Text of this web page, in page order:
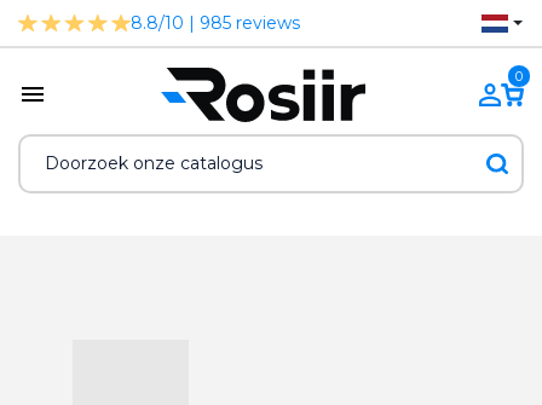
8.8/10 | 985 reviews
0